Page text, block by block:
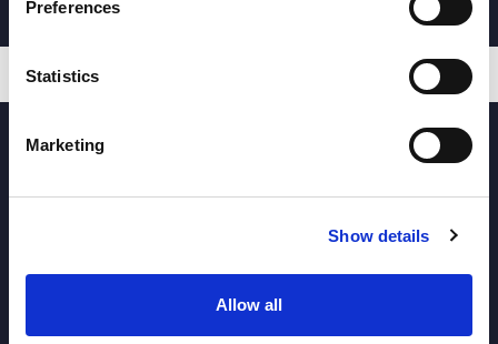
Preferences
Statistics
Marketing
Show details
Allow all